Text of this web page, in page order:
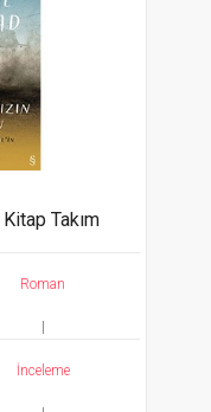
Takım
Roman
İnceleme